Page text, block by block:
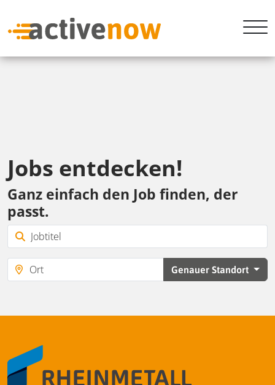
Jobs entdecken!
Ganz einfach den Job finden, der
passt.
Genauer Standort